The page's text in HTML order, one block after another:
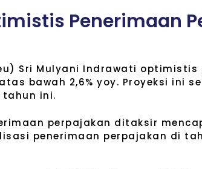
imistis Penerimaan P
Sri Mulyani Indrawati
bawah 2,6% yoy. Proyeksi ini
ini.
perpajakan ditaksir
penerimaan perpajakan di